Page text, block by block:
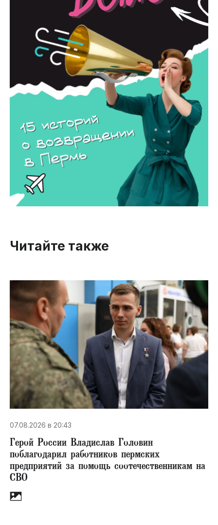
Читайте также
07.08.2026 в 20:43
Герой России Владислав Головин
поблагодарил работников пермских
предприятий за помощь соотечественникам на
СВО